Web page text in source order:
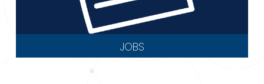
JOBS